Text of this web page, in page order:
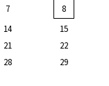
7
8
14
15
21
22
28
29